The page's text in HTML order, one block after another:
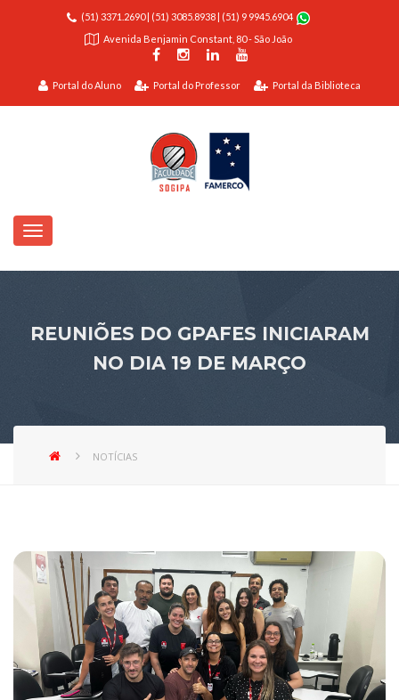
(51) 3371.2690| (51) 3085.8938|
(51) 9 9945.6904
Avenida Benjamin Constant, 80 - São João
Portal do Aluno Portal do Professor Portal da Biblioteca
REUNIÕES DO GPAFES INICIARAM
NO DIA 19 DE MARÇO
NOTÍCIAS